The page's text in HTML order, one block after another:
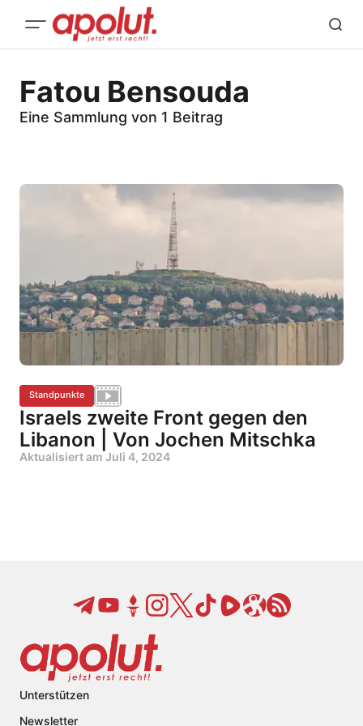
Fatou Bensouda
Eine Sammlung von 1 Beitrag
Standpunkte
Israels zweite Front gegen den
Libanon | Von Jochen Mitschka
Aktualisiert am Juli 4, 2024
Unterstützen
Newsletter